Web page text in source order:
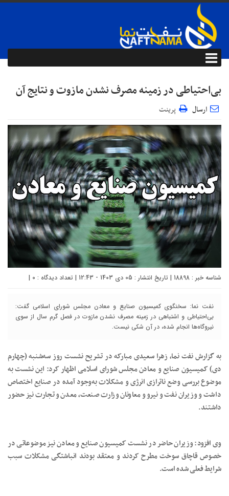
بی‌احتیاطی در زمینه مصرف نشدن مازوت و نتایج آن
ارسال پرینت
شناسه خبر : 18898 | تاریخ انتشار : 05 دی 1403 - 12:43 | تعداد دیدگاه : ۰ |
نفت نما: سخنگوی کمیسیون صنایع و معادن مجلس شورای اسلامی گفت:
بی‌احتیاطی و اشتباهی در زمینه مصرف نشدن مازوت در فصل گرم سال از سوی
نیروگاه‌ها انجام شده، در آن شکی نیست.
به گزارش نفت نما، زهرا سعیدی مبارکه در تشریح نشست روز سه‌شنبه (چهارم
دی) کمیسیون صنایع و معادن مجلس شورای اسلامی اظهار کرد: این نشست به
موضوع بررسی وضع ناترازی انرژی و مشکلات به‌وجود آمده در صنایع اختصاص
داشت و وزیران نفت و نیرو و معاونان وزارت صنعت، معدن و تجارت نیز حضور
داشتند.
وی افزود: وزیران حاضر در نشست کمیسیون صنایع و معادن نیز موضوعاتی در
خصوص قاچاق سوخت مطرح کردند و معتقد بودند انباشتگی مشکلات سبب
شرایط فعلی شده است.